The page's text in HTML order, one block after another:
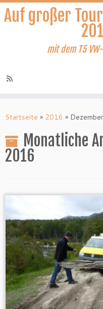
Inhalt
Auf großer
mit dem T5
Startseite » 2016 » Dezember
Monatliche
2016